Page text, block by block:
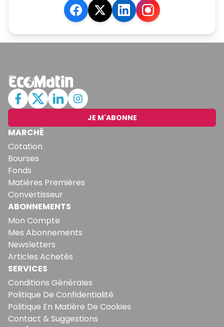
JE M'ABONNE
MARCHÉ
Cotation
Bourses
Fonds
Matières Premières
Convertisseur
ABONNEMENTS
Mon Compte
Mes Abonnements
Newsletters
Articles Achetés
SERVICES
Conditions Générales
Politique De Confidentialité
Politique En Matière De Cookies
Contact & Suggestions